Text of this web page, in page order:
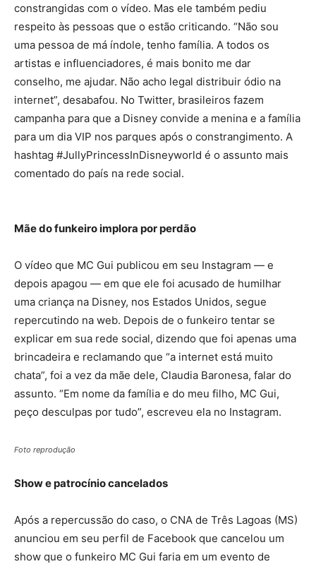
constrangidas com o vídeo. Mas ele também pediu
respeito às pessoas que o estão criticando. “Não sou
uma pessoa de má índole, tenho família. A todos os
artistas e influenciadores, é mais bonito me dar
conselho, me ajudar. Não acho legal distribuir ódio na
internet”, desabafou. No Twitter, brasileiros fazem
campanha para que a Disney convide a menina e a família
para um dia VIP nos parques após o constrangimento. A
hashtag #JullyPrincessInDisneyworld é o assunto mais
comentado do país na rede social.
Mãe do funkeiro implora por perdão
O vídeo que MC Gui publicou em seu Instagram — e
depois apagou — em que ele foi acusado de humilhar
uma criança na Disney, nos Estados Unidos, segue
repercutindo na web. Depois de o funkeiro tentar se
explicar em sua rede social, dizendo que foi apenas uma
brincadeira e reclamando que “a internet está muito
chata”, foi a vez da mãe dele, Claudia Baronesa, falar do
assunto. “Em nome da família e do meu filho, MC Gui,
peço desculpas por tudo”, escreveu ela no Instagram.
Foto reprodução
Show e patrocínio cancelados
Após a repercussão do caso, o CNA de Três Lagoas (MS)
anunciou em seu perfil de Facebook que cancelou um
show que o funkeiro MC Gui faria em um evento de